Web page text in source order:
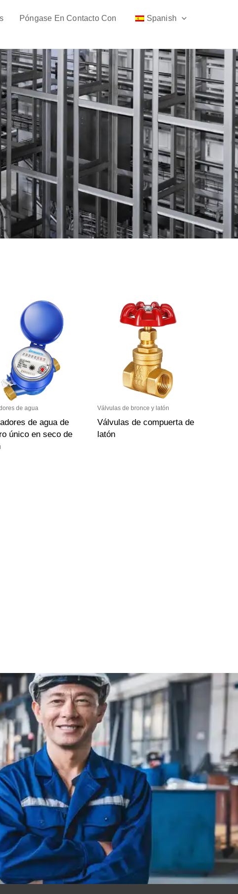
Póngase En Contacto Con
Spanish
de agua
de agua de
único en seco de
Válvulas de bronce y latón
Válvulas de compuerta de
latón